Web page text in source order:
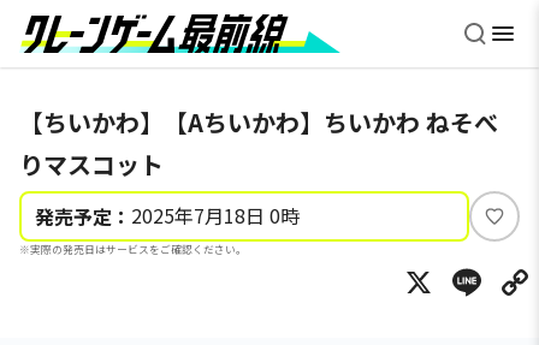
【ちいかわ】【Aちいかわ】ちいかわ ねそべ
りマスコット
発売予定： 2025年7月18日 0時
※実際の発売日はサービスをご確認ください。
い
ね
X